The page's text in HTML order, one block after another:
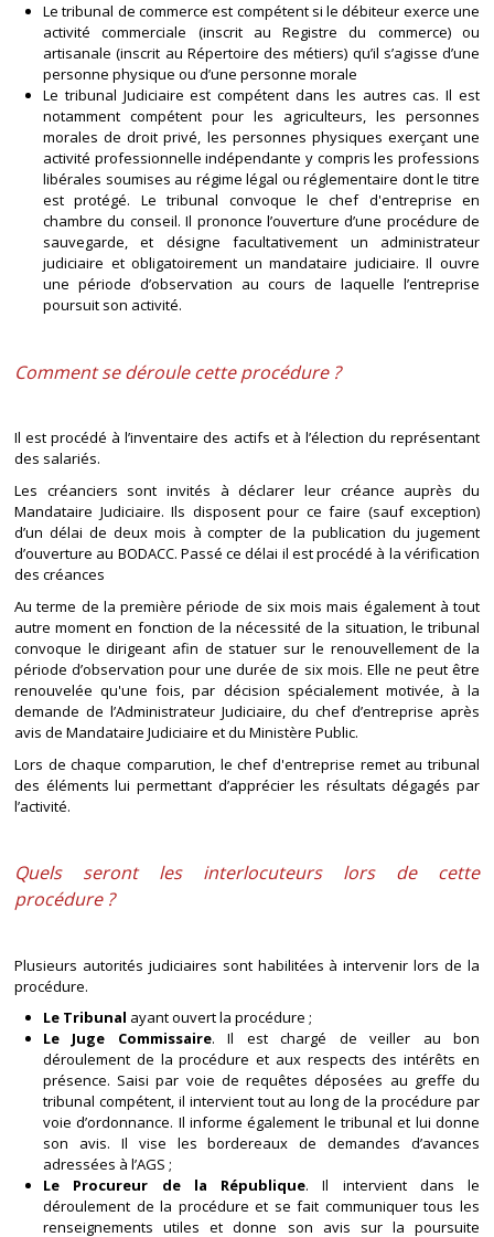
Le tribunal de commerce est compétent si le débiteur exerce une
activité commerciale (inscrit au Registre du commerce) ou
artisanale (inscrit au Répertoire des métiers) qu’il s’agisse d’une
personne physique ou d’une personne morale
Le tribunal Judiciaire est compétent dans les autres cas. Il est
notamment compétent pour les agriculteurs, les personnes
morales de droit privé, les personnes physiques exerçant une
activité professionnelle indépendante y compris les professions
libérales soumises au régime légal ou réglementaire dont le titre
est protégé. Le tribunal convoque le chef d'entreprise en
chambre du conseil. Il prononce l’ouverture d’une procédure de
sauvegarde, et désigne facultativement un administrateur
judiciaire et obligatoirement un mandataire judiciaire. Il ouvre
une période d’observation au cours de laquelle l’entreprise
poursuit son activité.
Comment se déroule cette procédure ?
Il est procédé à l’inventaire des actifs et à l’élection du représentant
des salariés.
Les créanciers sont invités à déclarer leur créance auprès du
Mandataire Judiciaire. Ils disposent pour ce faire (sauf exception)
d’un délai de deux mois à compter de la publication du jugement
d’ouverture au BODACC. Passé ce délai il est procédé à la vérification
des créances
Au terme de la première période de six mois mais également à tout
autre moment en fonction de la nécessité de la situation, le tribunal
convoque le dirigeant afin de statuer sur le renouvellement de la
période d’observation pour une durée de six mois. Elle ne peut être
renouvelée qu'une fois, par décision spécialement motivée, à la
demande de l’Administrateur Judiciaire, du chef d’entreprise après
avis de Mandataire Judiciaire et du Ministère Public.
Lors de chaque comparution, le chef d'entreprise remet au tribunal
des éléments lui permettant d’apprécier les résultats dégagés par
l’activité.
Quels seront les interlocuteurs lors de cette
procédure ?
Plusieurs autorités judiciaires sont habilitées à intervenir lors de la
procédure.
Le Tribunal ayant ouvert la procédure ;
Le Juge Commissaire. Il est chargé de veiller au bon
déroulement de la procédure et aux respects des intérêts en
présence. Saisi par voie de requêtes déposées au greffe du
tribunal compétent, il intervient tout au long de la procédure par
voie d’ordonnance. Il informe également le tribunal et lui donne
son avis. Il vise les bordereaux de demandes d’avances
adressées à l’AGS ;
Le Procureur de la République. Il intervient dans le
déroulement de la procédure et se fait communiquer tous les
renseignements utiles et donne son avis sur la poursuite